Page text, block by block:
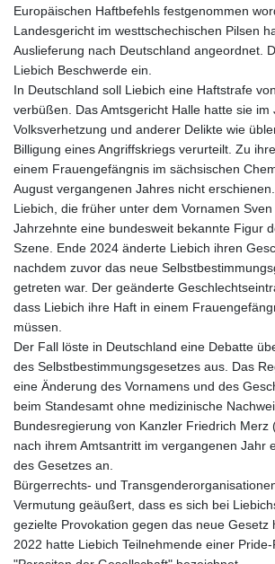
Europäischen Haftbefehls festgenommen
Landesgericht im westtschechischen Pilsen
Auslieferung nach Deutschland angeordnet.
Liebich Beschwerde ein.
In Deutschland soll Liebich eine Haftstrafe
verbüßen. Das Amtsgericht Halle hatte sie im
Volksverhetzung und anderer Delikte wie
Billigung eines Angriffskriegs verurteilt. Zu
einem Frauengefängnis im sächsischen
August vergangenen Jahres nicht erschienen.
Liebich, die früher unter dem Vornamen
Jahrzehnte eine bundesweit bekannte Figur
Szene. Ende 2024 änderte Liebich ihren
nachdem zuvor das neue
getreten war. Der geänderte
dass Liebich ihre Haft in einem
müssen.
Der Fall löste in Deutschland eine Debatte
des Selbstbestimmungsgesetzes aus. Das
eine Änderung des Vornamens und des
beim Standesamt ohne medizinische
Bundesregierung von Kanzler Friedrich Merz
nach ihrem Amtsantritt im vergangenen Jahr
des Gesetzes an.
Bürgerrechts- und
Vermutung geäußert, dass es sich bei
gezielte Provokation gegen das neue Gesetz
2022 hatte Liebich Teilnehmende einer